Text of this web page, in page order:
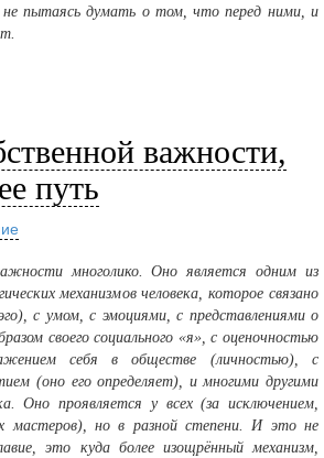
не пытаясь думать о том, что перед ними, и
важности,
путь
многолико. Оно является одним из
механизмов человека, которое связано
с умом, с эмоциями, с представлениями о
своего социального «я», с оценочностью
себя в обществе (личностью), с
(оно его определяет), и многими другими
Оно проявляется у всех (за исключением,
мастеров), но в разной степени. И это не
это куда более изощрённый механизм,